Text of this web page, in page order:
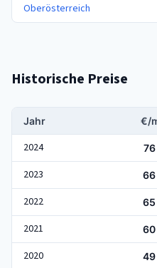
Oberösterreich
Historische Preise
Jahr €/
2024
2023
66
2022
65
2021
60
2020
49